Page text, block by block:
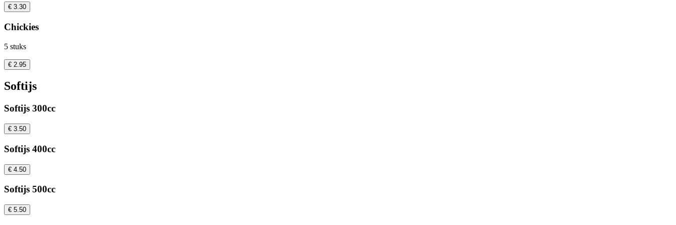
€ 3.30
Chickies
5 stuks
€ 2.95
Softijs
Softijs 300cc
€ 3.50
Softijs 400cc
€ 4.50
Softijs 500cc
€ 5.50